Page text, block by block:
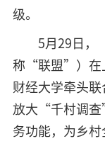
级。
5月29日，
称“联盟”）在
财经大学牵头
放大“千村调查
务功能，为乡